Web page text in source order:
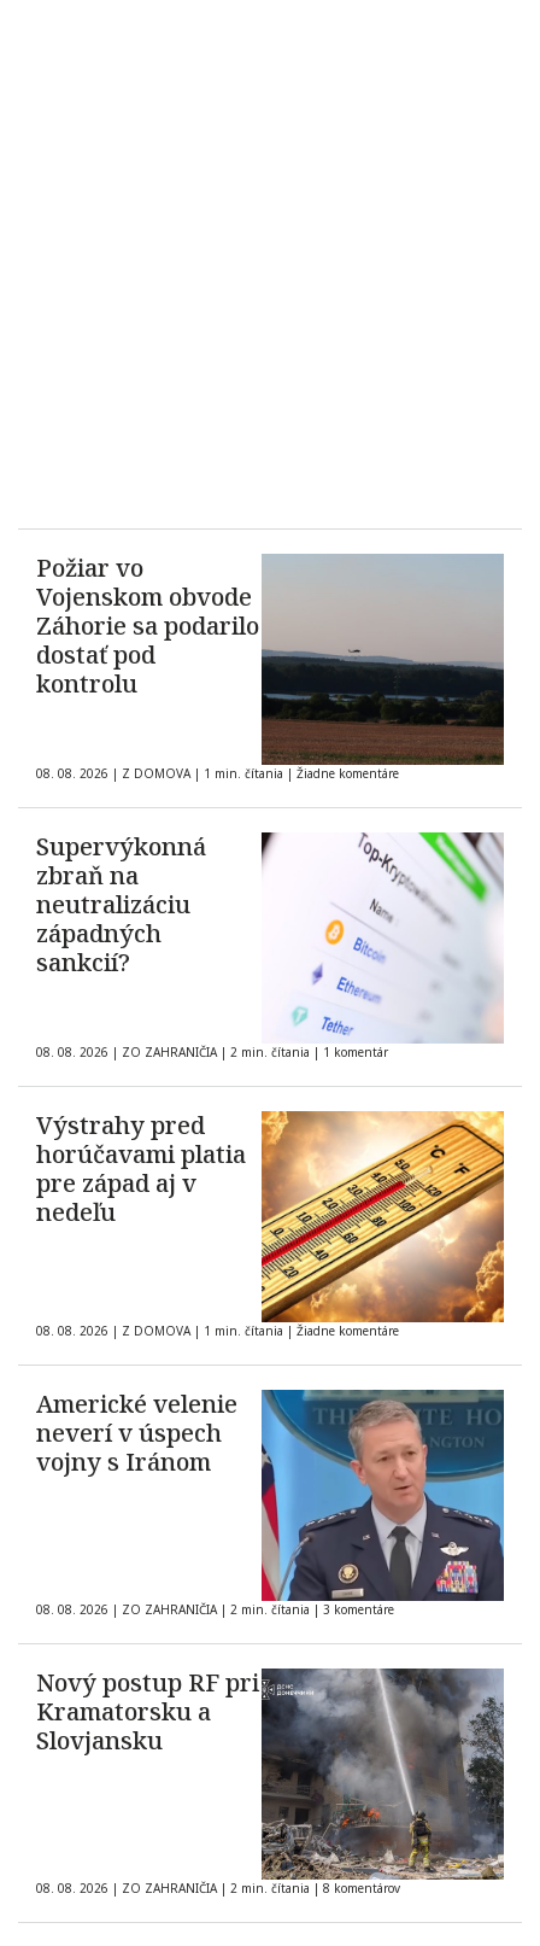
Požiar vo
Vojenskom obvode
Záhorie sa podarilo
dostať pod
kontrolu
08. 08. 2026 | Z DOMOVA | 1 min. čítania | Žiadne komentáre
Supervýkonná
zbraň na
neutralizáciu
západných
sankcií?
08. 08. 2026 | ZO ZAHRANIČIA | 2 min. čítania | 1 komentár
Výstrahy pred
horúčavami platia
pre západ aj v
nedeľu
08. 08. 2026 | Z DOMOVA | 1 min. čítania | Žiadne komentáre
Americké velenie
neverí v úspech
vojny s Iránom
08. 08. 2026 | ZO ZAHRANIČIA | 2 min. čítania | 3 komentáre
Nový postup RF pri
Kramatorsku a
Slovjansku
08. 08. 2026 | ZO ZAHRANIČIA | 2 min. čítania | 8 komentárov